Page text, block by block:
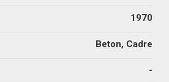
1970
Beton, Cadre
-